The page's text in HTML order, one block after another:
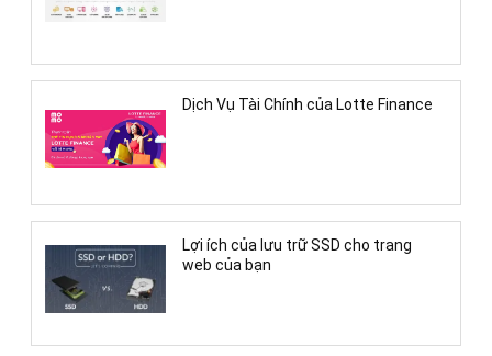
Dịch Vụ Tài Chính của Lotte Finance
Lợi ích của lưu trữ SSD cho trang
web của bạn